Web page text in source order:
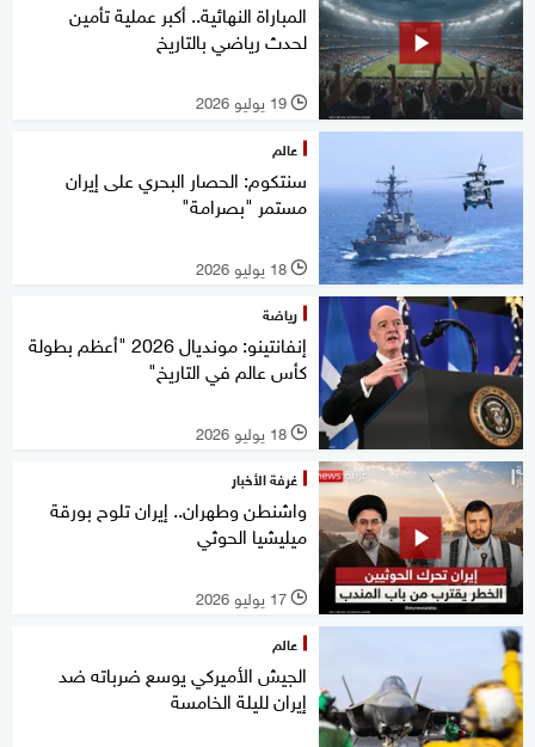
المباراة النهائية.. أكبر عملية تأمين
لحدث رياضي بالتاريخ
l 19 يوليو 2026
عالم
سنتكوم: الحصار البحري على إيران
مستمر "بصرامة"
l 18 يوليو 2026
رياضة
إنفانتينو: مونديال 2026 "أعظم بطولة
كأس عالم في التاريخ"
l 18 يوليو 2026
غرفة الأخبار
واشنطن وطهران.. إيران تلوح بورقة
ميليشيا الحوثي
l 17 يوليو 2026
عالم
الجيش الأميركي يوسع ضرباته ضد
إيران لليلة الخامسة